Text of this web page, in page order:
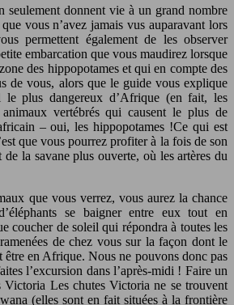
seulement donnent vie à un grand nombre
vous n’avez jamais vus auparavant lors
permettent également de les observer
embarcation que vous maudirez lorsque
des hippopotames et qui en compte des
de vous, alors que le guide vous explique
le plus dangereux d’Afrique (en fait, les
vertébrés qui causent le plus de
– oui, les hippopotames !Ce qui est
que vous pourrez profiter à la fois de son
de la savane plus ouverte, où les artères du
que vous verrez, vous aurez la chance
se baigner entre eux tout en
coucher de soleil qui répondra à toutes les
de chez vous sur la façon dont le
être en Afrique. Nous ne pouvons donc pas
l’excursion dans l’après-midi ! Faire un
Victoria Les chutes Victoria ne se trouvent
(elles sont en fait situées à la frontière